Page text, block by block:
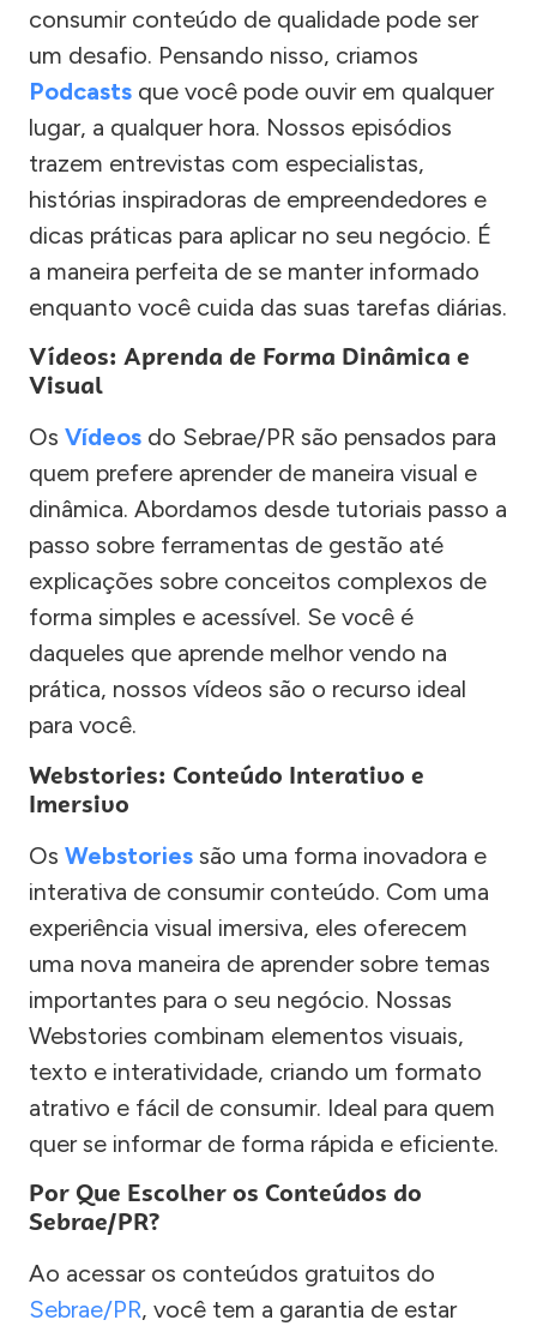
consumir conteúdo de qualidade pode ser
um desafio. Pensando nisso, criamos
Podcasts que você pode ouvir em qualquer
lugar, a qualquer hora. Nossos episódios
trazem entrevistas com especialistas,
histórias inspiradoras de empreendedores e
dicas práticas para aplicar no seu negócio. É
a maneira perfeita de se manter informado
enquanto você cuida das suas tarefas diárias.
Vídeos: Aprenda de Forma Dinâmica e
Visual
Os Vídeos do Sebrae/PR são pensados para
quem prefere aprender de maneira visual e
dinâmica. Abordamos desde tutoriais passo a
passo sobre ferramentas de gestão até
explicações sobre conceitos complexos de
forma simples e acessível. Se você é
daqueles que aprende melhor vendo na
prática, nossos vídeos são o recurso ideal
para você.
Webstories: Conteúdo Interativo e
Imersivo
Os Webstories são uma forma inovadora e
interativa de consumir conteúdo. Com uma
experiência visual imersiva, eles oferecem
uma nova maneira de aprender sobre temas
importantes para o seu negócio. Nossas
Webstories combinam elementos visuais,
texto e interatividade, criando um formato
atrativo e fácil de consumir. Ideal para quem
quer se informar de forma rápida e eficiente.
Por Que Escolher os Conteúdos do
Sebrae/PR?
Ao acessar os conteúdos gratuitos do
Sebrae/PR, você tem a garantia de estar